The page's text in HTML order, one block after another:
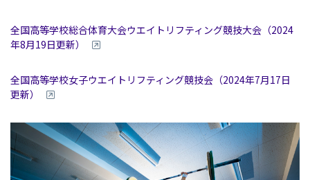
全国高等学校総合体育大会ウエイトリフティング競技大会（2024
年8月19日更新）
全国高等学校女子ウエイトリフティング競技会（2024年7月17日
更新）